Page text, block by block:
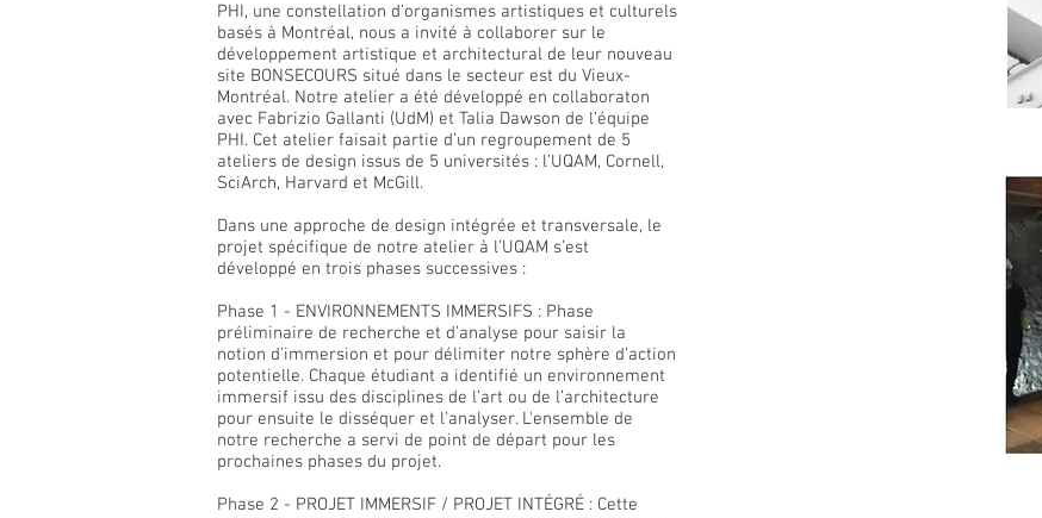
PHI, une constellation d’organismes artistiques et culturels
basés à Montréal, nous a invité à collaborer sur le
développement artistique et architectural de leur nouveau
site BONSECOURS situé dans le secteur est du Vieux-
Montréal. Notre atelier a été développé en collaboraton
avec Fabrizio Gallanti (UdM) et Talia Dawson de l’équipe
PHI. Cet atelier faisait partie d’un regroupement de 5
ateliers de design issus de 5 universités : l’UQAM, Cornell,
SciArch, Harvard et McGill.
Dans une approche de design intégrée et transversale, le
projet spécifique de notre atelier à l’UQAM s’est
développé en trois phases successives :
Phase 1 - ENVIRONNEMENTS IMMERSIFS : Phase
préliminaire de recherche et d’analyse pour saisir la
notion d’immersion et pour délimiter notre sphère d’action
potentielle. Chaque étudiant a identifié un environnement
immersif issu des disciplines de l’art ou de l’architecture
pour ensuite le disséquer et l’analyser. L'ensemble de
notre recherche a servi de point de départ pour les
prochaines phases du projet.
Phase 2 - PROJET IMMERSIF / PROJET INTÉGRÉ : Cette